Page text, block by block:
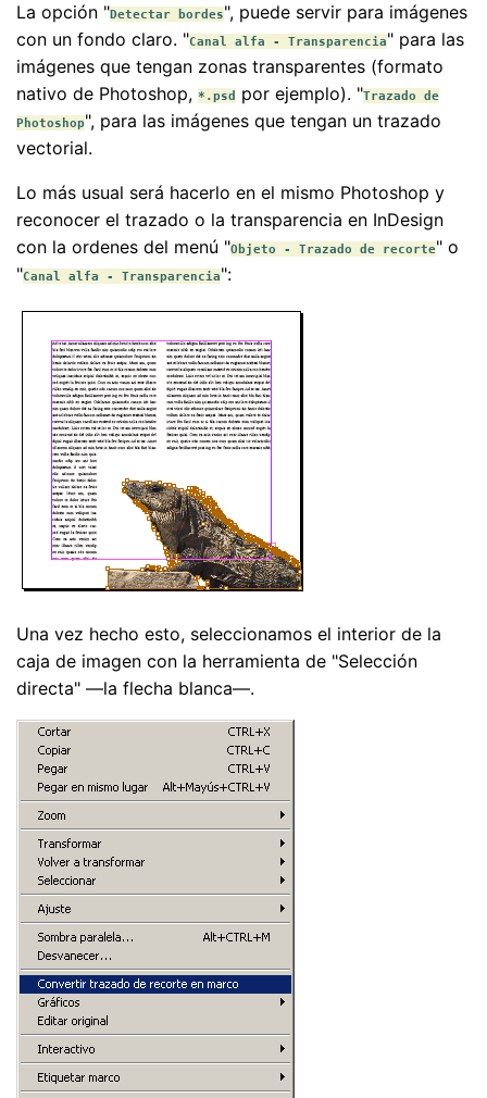
La opción "Detectar bordes", puede servir para imágenes
con un fondo claro. "Canal alfa - Transparencia" para las
imágenes que tengan zonas transparentes (formato
nativo de Photoshop, *.psd por ejemplo). "Trazado de
Photoshop", para las imágenes que tengan un trazado
vectorial.
Lo más usual será hacerlo en el mismo Photoshop y
reconocer el trazado o la transparencia en InDesign
con la ordenes del menú "Objeto - Trazado de recorte" o
"Canal alfa - Transparencia":
Una vez hecho esto, seleccionamos el interior de la
caja de imagen con la herramienta de "Selección
directa" —la flecha blanca—.